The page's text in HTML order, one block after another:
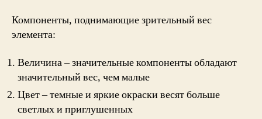
Компоненты, поднимающие зрительный вес
элемента:
Величина – значительные компоненты обладают
значительный вес, чем малые
Цвет – темные и яркие окраски весят больше
светлых и приглушенных